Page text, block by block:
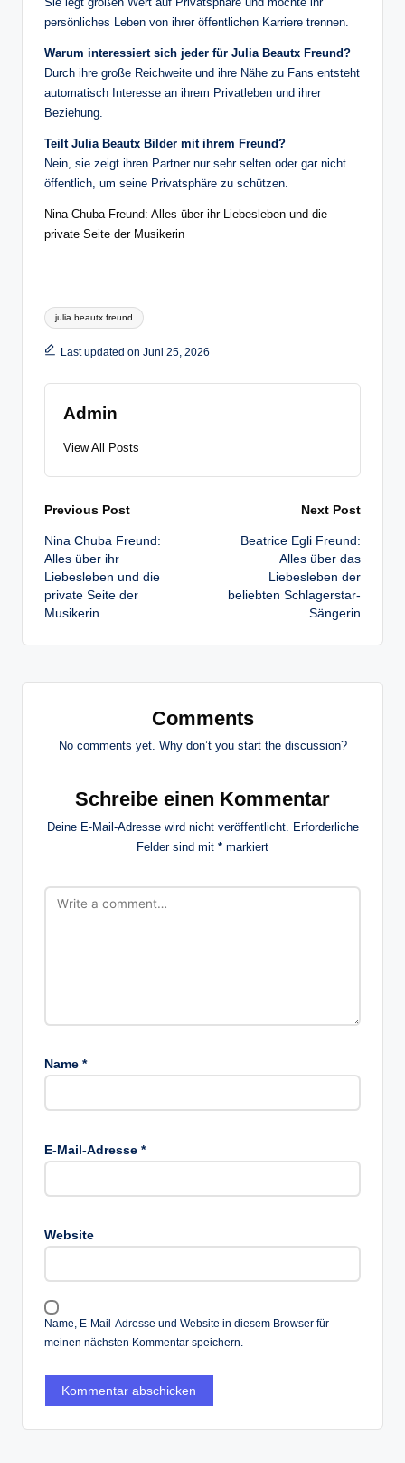
persönliches Leben von ihrer öffentlichen Karriere trennen.
Warum interessiert sich jeder für Julia Beautx Freund?
Durch ihre große Reichweite und ihre Nähe zu Fans entsteht
automatisch Interesse an ihrem Privatleben und ihrer
Beziehung.
Teilt Julia Beautx Bilder mit ihrem Freund?
Nein, sie zeigt ihren Partner nur sehr selten oder gar nicht
öffentlich, um seine Privatsphäre zu schützen.
Nina Chuba Freund: Alles über ihr Liebesleben und die
private Seite der Musikerin
Tags:
julia beautx freund
Last updated on Juni 25, 2026
Admin
View All Posts
Post
navigation
Previous Post
Nina Chuba Freund:
Alles über ihr
Liebesleben und die
private Seite der
Musikerin
Next Post
Beatrice Egli Freund:
Alles über das
Liebesleben der
beliebten Schlagerstar-
Sängerin
Comments
No comments yet. Why don’t you start the discussion?
Schreibe einen Kommentar
Deine E-Mail-Adresse wird nicht veröffentlicht. Erforderliche
Felder sind mit * markiert
Name *
E-Mail-Adresse *
Website
Name, E-Mail-Adresse und Website in diesem Browser für
meinen nächsten Kommentar speichern.